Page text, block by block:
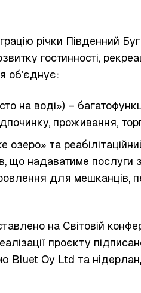
річки Південний
гостинності,
об’єднує:
на воді») –
проживання,
озеро» та
що надаватиме послуги
для мешканців,
на Світовій
проєкту
Bluet Oy Ltd та